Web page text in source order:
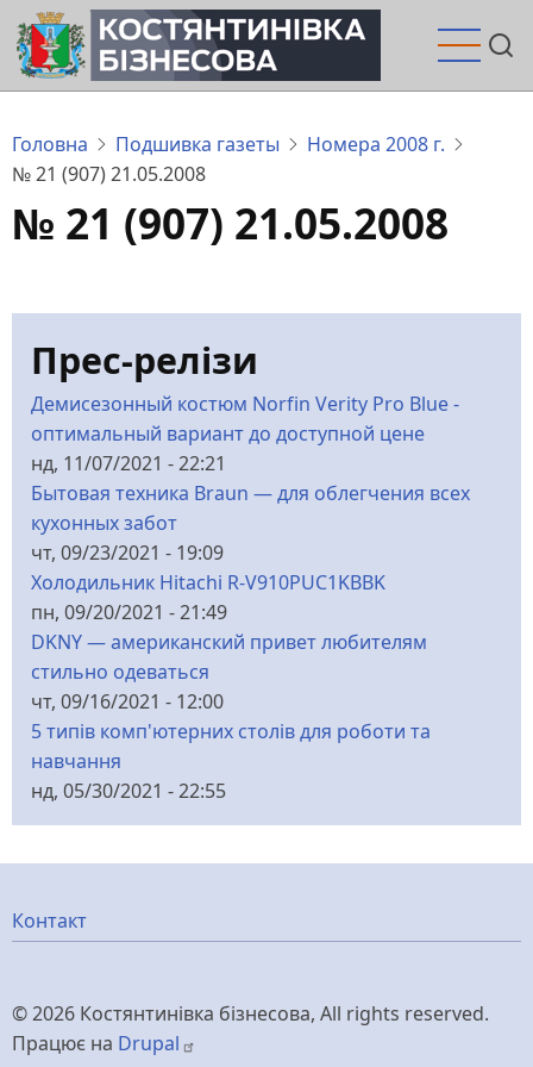
Перейти
до
основного
Головна
Подшивка газеты
Номера 2008 г.
№ 21 (907) 21.05.2008
№ 21 (907) 21.05.2008
Прес-релізи
Демисезонный костюм Norfin Verity Pro Blue -
оптимальный вариант до доступной цене
нд, 11/07/2021 - 22:21
Бытовая техника Braun — для облегчения всех
кухонных забот
чт, 09/23/2021 - 19:09
Холодильник Hitachi R-V910PUC1KBBK
пн, 09/20/2021 - 21:49
DKNY — американский привет любителям
стильно одеваться
чт, 09/16/2021 - 12:00
5 типів комп'ютерних столів для роботи та
навчання
нд, 05/30/2021 - 22:55
Меню
колонтитулу
Контакт
© 2026 Костянтинівка бізнесова, All rights reserved.
Працює на Drupal